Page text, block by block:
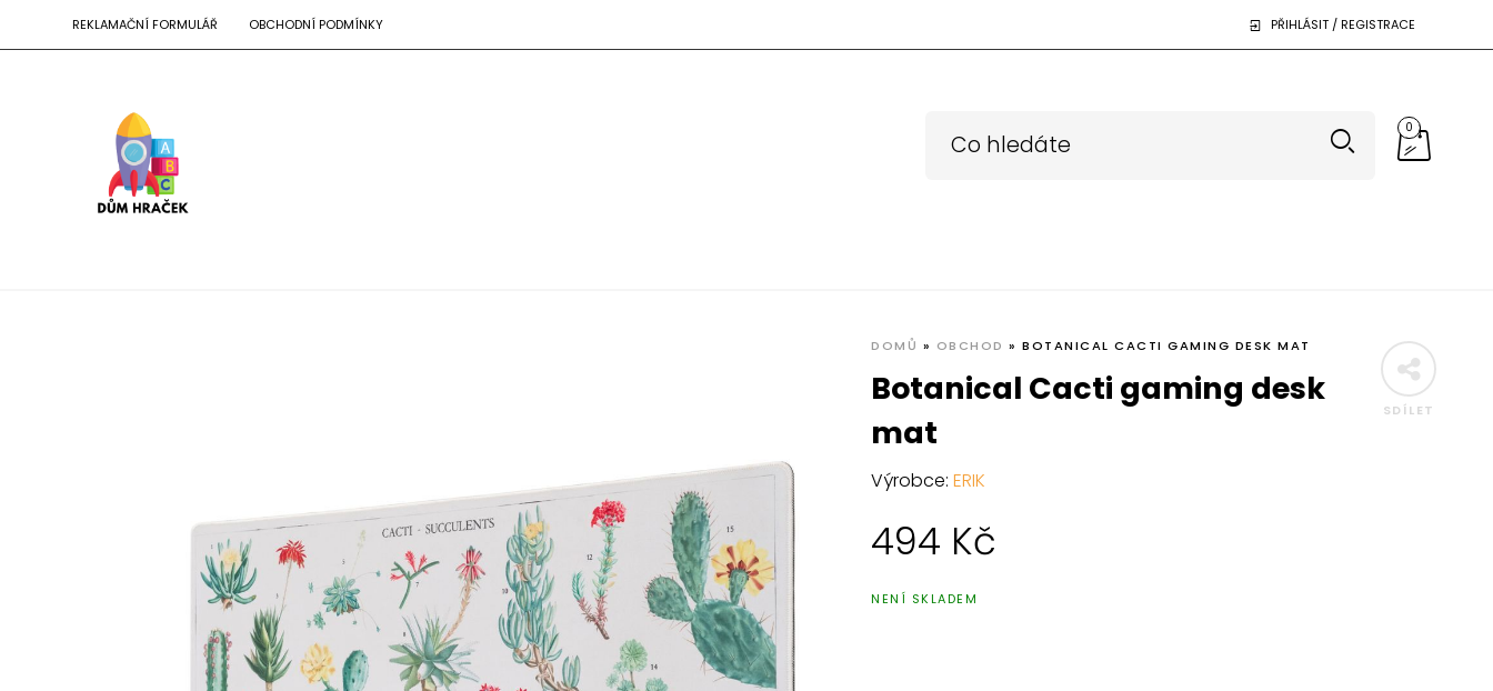
REKLAMAČNÍ FORMULÁŘ OBCHODNÍ PODMÍNKY PŘIHLÁSIT / REGISTRACE
0
SDÍLET
DOMŮ » OBCHOD »BOTANICAL CACTI GAMING DESK MAT
Botanical Cacti gaming desk
mat
Výrobce:ERIK
494 Kč
NENÍ SKLADEM